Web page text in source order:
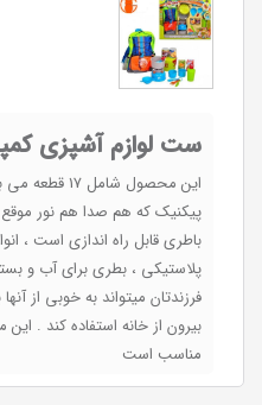
ست لوازم آشپزی
این محصول
باطری قابل راه اندازی است ،
پلاستیکی ، بطری برای آب و
فرزندتان میتواند به خوبی از
مناسب است